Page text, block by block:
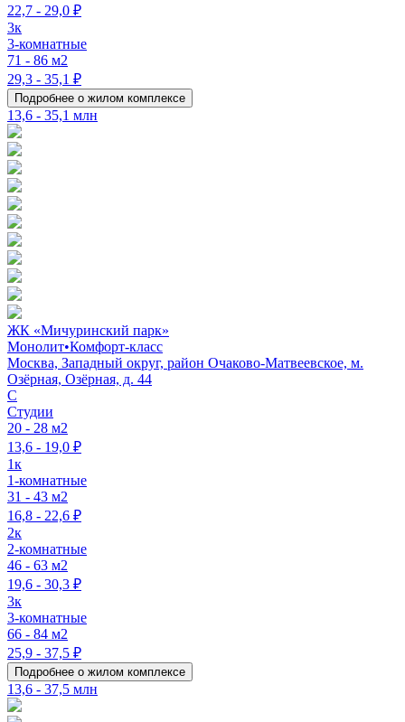
22,7 - 29,0 ₽
3к
3-комнатные
71 - 86 м2
29,3 - 35,1 ₽
Подробнее о жилом комплексе
13,6 - 35,1 млн
ЖК «Мичуринский парк»
Монолит•Комфорт-класс
Москва, Западный округ, район Очаково-Матвеевское, м.
Озёрная, Озёрная, д. 44
C
Студии
20 - 28 м2
13,6 - 19,0 ₽
1к
1-комнатные
31 - 43 м2
16,8 - 22,6 ₽
2к
2-комнатные
46 - 63 м2
19,6 - 30,3 ₽
3к
3-комнатные
66 - 84 м2
25,9 - 37,5 ₽
Подробнее о жилом комплексе
13,6 - 37,5 млн